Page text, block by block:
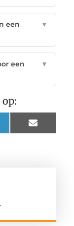
een
▼
een
▼
Email